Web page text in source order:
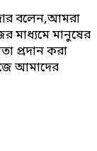
বলেন,আমরা
মাধ্যমে মানুষের
প্রদান করা
আমাদের